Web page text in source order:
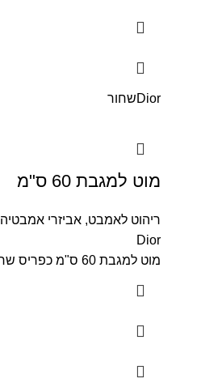
Diorשחור
מוט למגבת 60 ס"מ
ריהוט לאמבט, אביזרי אמבטיה
Dior
מוט למגבת 60 ס"מ כפריס שחור מט אחריות 12 חודשים